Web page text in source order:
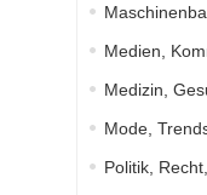
Medien,
Medizin,
Mode,
Politik,